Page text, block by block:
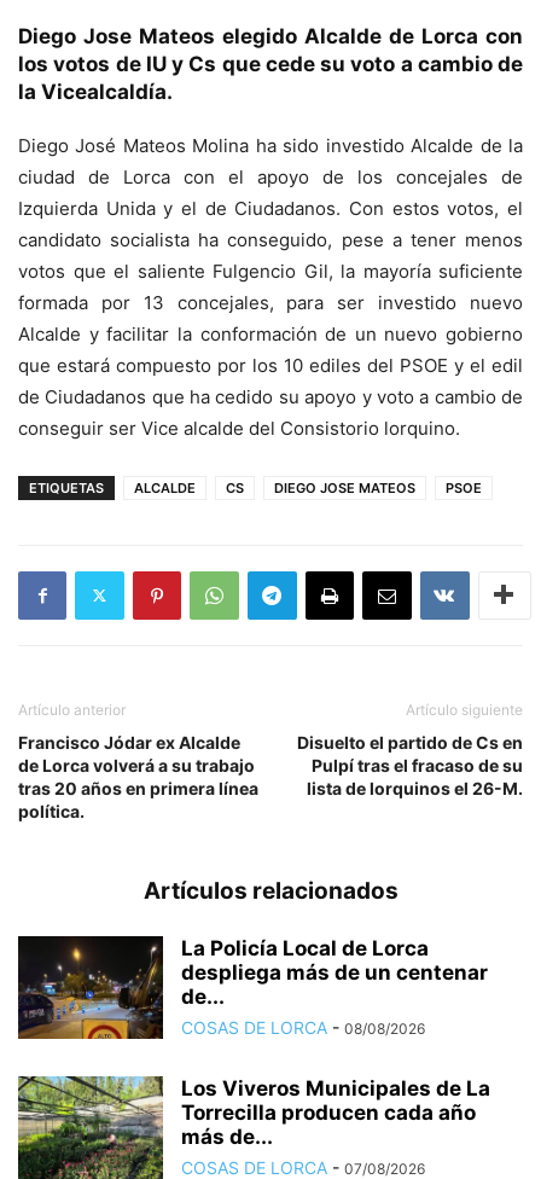
Diego Jose Mateos elegido Alcalde de Lorca con
los votos de IU y Cs que cede su voto a cambio de
la Vicealcaldía.
Diego José Mateos Molina ha sido investido Alcalde de la
ciudad de Lorca con el apoyo de los concejales de
Izquierda Unida y el de Ciudadanos. Con estos votos, el
candidato socialista ha conseguido, pese a tener menos
votos que el saliente Fulgencio Gil, la mayoría suficiente
formada por 13 concejales, para ser investido nuevo
Alcalde y facilitar la conformación de un nuevo gobierno
que estará compuesto por los 10 ediles del PSOE y el edil
de Ciudadanos que ha cedido su apoyo y voto a cambio de
conseguir ser Vice alcalde del Consistorio lorquino.
ETIQUETAS ALCALDE CS DIEGO JOSE MATEOS PSOE
Artículo anterior
Francisco Jódar ex Alcalde
de Lorca volverá a su trabajo
tras 20 años en primera línea
política.
Artículo siguiente
Disuelto el partido de Cs en
Pulpí tras el fracaso de su
lista de lorquinos el 26-M.
Artículos relacionados
La Policía Local de Lorca
despliega más de un centenar
de...
COSAS DE LORCA - 08/08/2026
Los Viveros Municipales de La
Torrecilla producen cada año
más de...
COSAS DE LORCA - 07/08/2026